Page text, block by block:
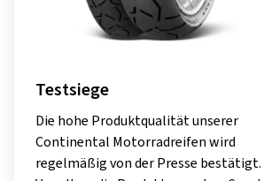
Testsiege
Die hohe Produktqualität unserer
Continental Motorradreifen wird
regelmäßig von der Presse bestätigt.